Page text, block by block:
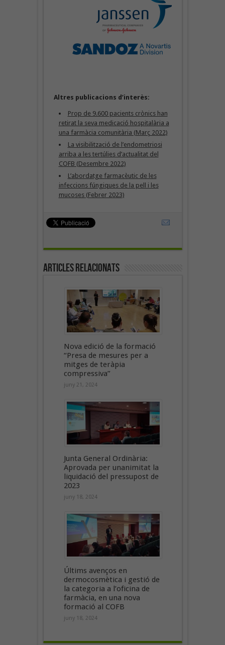
Altres publicacions d’interès:
Prop de 9.600 pacients crònics han
retirat la seva medicació hospitalària a
una farmàcia comunitària (Març 2022)
La visibilització de l’endometriosi
arriba a les tertúlies d’actualitat del
COFB (Desembre 2022)
L’abordatge farmacèutic de les
infeccions fúngiques de la pell i les
mucoses (Febrer 2023)
Articles Relacionats
Nova edició de la formació
“Presa de mesures per a
mitges de teràpia
compressiva”
juny 21, 2024
Junta General Ordinària:
Aprovada per unanimitat la
liquidació del pressupost de
2023
juny 18, 2024
Últims avenços en
dermocosmètica i gestió de
la categoria a l’oficina de
farmàcia, en una nova
formació al COFB
juny 18, 2024